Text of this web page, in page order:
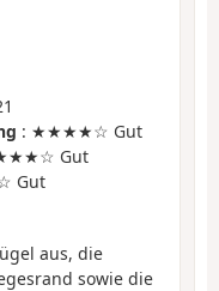
: ★★★★☆ Gut
Gut
Gut
aus, die
sowie die